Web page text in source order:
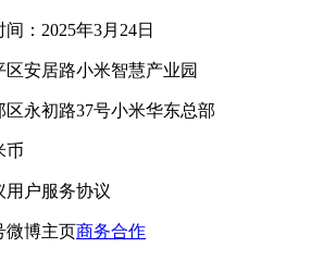
：2025年3月24日
安居路小米智慧产业园
永初路37号小米华东总部
币
用户服务协议
微博主页商务合作